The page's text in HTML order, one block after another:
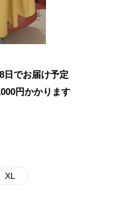
日でお届け予定
円かかります
XL